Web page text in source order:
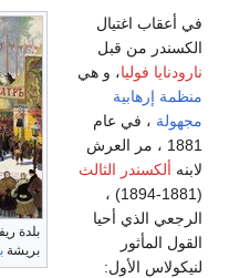
بلدة
بريشة
في أعقاب اغتيال
الكسندر من قبل
نارودنايا فوليا، و هي
منظمة إرهابية
مجهولة ، في عام
1881 ، مر العرش
لابنه ألكسندر الثالث
(1881-1894) ،
الرجعي الذي أحيا
القول المأثور
لنيكولاس الأول: